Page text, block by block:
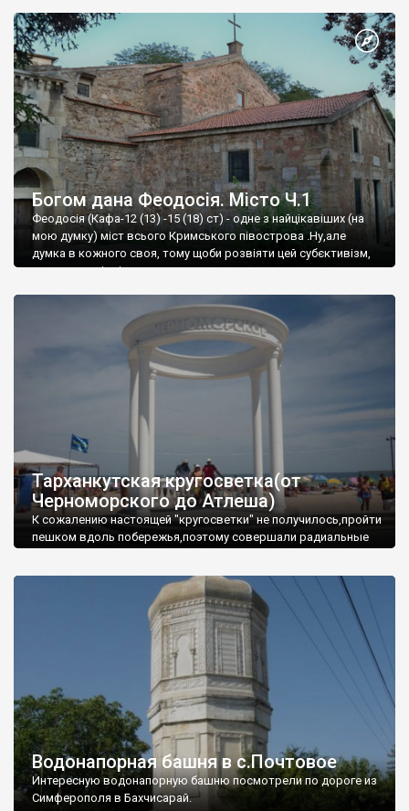
Богом дана Феодосія. Місто Ч.1
Феодосія (Кафа-12 (13) -15 (18) ст) - одне з найцікавіших (на
мою думку) міст всього Кримського півострова .Ну,але
думка в кожного своя, тому щоби розвіяти цей субєктивізм,
запрошую відвідати це
Тарханкутская кругосветка(от
Черноморского до Атлеша)
К сожалению настоящей "кругосветки" не получилось,пройти
пешком вдоль побережья,поэтому совершали радиальные
Водонапорная башня в с.Почтовое
Интересную водонапорную башню посмотрели по дороге из
Симферополя в Бахчисарай.